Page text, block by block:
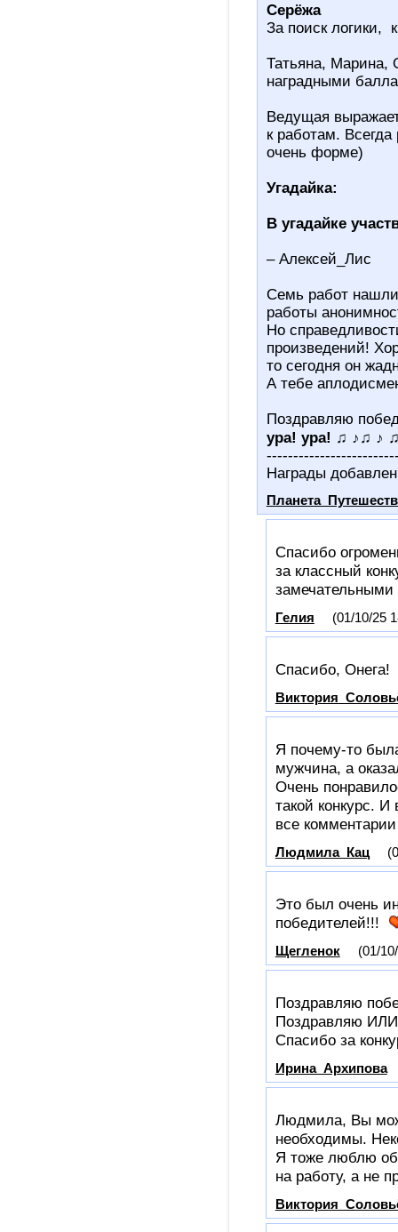
Серёжа
За поиск логики,
Татьяна, Марина,
наградными
Ведущая
к работам.
очень форме)
Угадайка:
В угадайке
– Алексей_Лис
Семь работ
работы
Но
произведений!
то сегодня он
А тебе
Поздравляю
ура! ура! ♫ ♪♫ ♪
Награды
Спасибо
за классный
Гелия (01/10/25
Спасибо, Онега!
Я почему-то
мужчина, а
Очень
такой конкурс.
все
Людмила_Кац
Это был очень
победителей!!!
Щегленок (01/
Поздравляю
Поздравляю ИЛИ
Спасибо за
Ирина_Архипова
Людмила, Вы
необходимы.
Я тоже люблю
на работу, а не